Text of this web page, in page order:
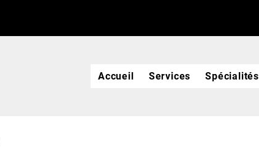
Accueil Services Spécialités